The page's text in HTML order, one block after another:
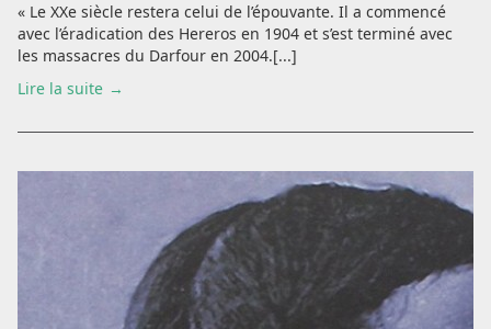
« Le XXe siècle restera celui de l’épouvante. Il a commencé
avec l’éradication des Hereros en 1904 et s’est terminé avec
les massacres du Darfour en 2004.[...]
Lire la suite